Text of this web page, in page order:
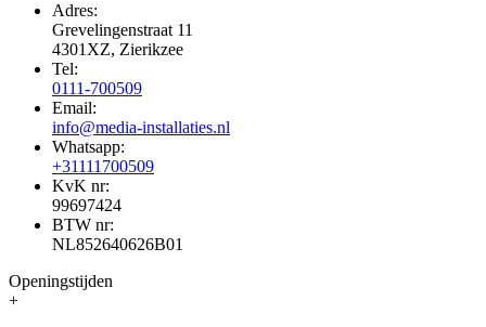
Adres:
Grevelingenstraat 11
4301XZ, Zierikzee
Tel:
0111-700509
Email:
info@media-installaties.nl
Whatsapp:
+31111700509
KvK nr:
99697424
BTW nr:
NL852640626B01
Openingstijden
+